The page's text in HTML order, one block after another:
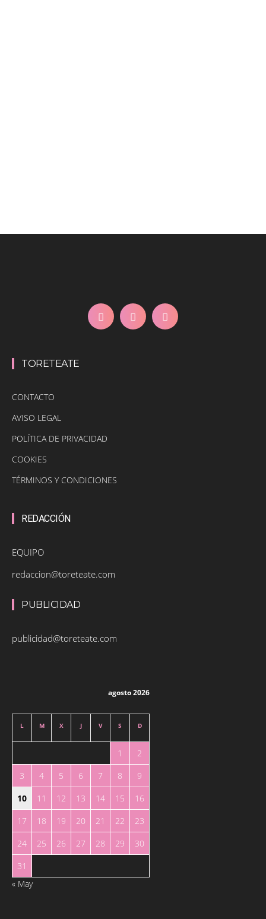
TORETEATE
CONTACTO
AVISO LEGAL
POLÍTICA DE PRIVACIDAD
COOKIES
TÉRMINOS Y CONDICIONES
REDACCIÓN
EQUIPO
redaccion@toreteate.com
PUBLICIDAD
publicidad@toreteate.com
agosto 2026
L M X J V S D
1
2
3
4 5 6 7 8
9
10
11 12 13 14 15
16
17
18 19 20 21 22
23
24
25 26 27 28 29
30
31
« May